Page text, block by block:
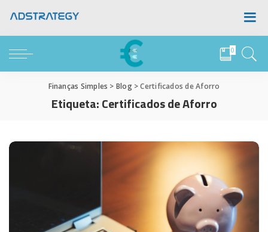
0
Finanças Simples > Blog>Certificados de Aforro
Etiqueta:Certificados de Aforro